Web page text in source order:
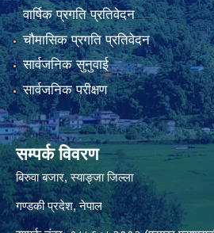
वार्षिक प्रगति प्रतिवेदन
चौमासिक प्रगति प्रतिवेदन
सार्वजनिक सुनुवाई
सार्वजनिक परीक्षण
सम्पर्क विवरण
बिरुवा बजार, स्याङ्जा जिल्ला
गण्डकी प्रदेश, नेपाल